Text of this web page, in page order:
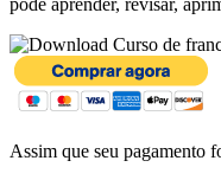
pode aprender, revisar,
Assim que seu pagamento